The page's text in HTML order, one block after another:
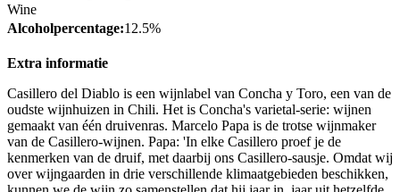
Wine
Alcoholpercentage:12.5%
Extra informatie
Casillero del Diablo is een wijnlabel van Concha y Toro, een van de
oudste wijnhuizen in Chili. Het is Concha's varietal-serie: wijnen
gemaakt van één druivenras. Marcelo Papa is de trotse wijnmaker
van de Casillero-wijnen. Papa: 'In elke Casillero proef je de
kenmerken van de druif, met daarbij ons Casillero-sausje. Omdat wij
over wijngaarden in drie verschillende klimaatgebieden beschikken,